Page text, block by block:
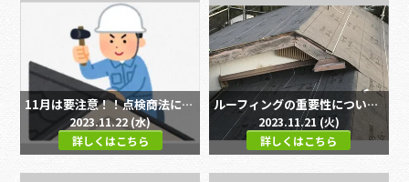
11月は要注意！！点検商法にご注意ください！！
2023.11.22 (水)
詳しくはこちら
ルーフィングの重要性についてお話します！！
2023.11.21 (火)
詳しくはこちら